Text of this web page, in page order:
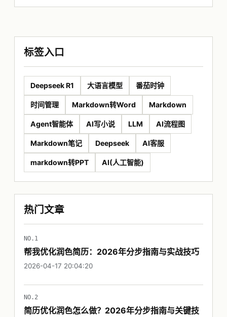
标签入口
Deepseek R1 大语言模型 番茄时钟
时间管理 Markdown转Word Markdown
Agent智能体 AI写小说 LLM AI流程图
Markdown笔记 Deepseek AI客服
markdown转PPT AI(人工智能)
热门文章
NO.1
帮我优化润色简历：2026年分步指南与实战技巧
2026-04-17 20:04:20
NO.2
简历优化润色怎么做？2026年分步指南与关键技